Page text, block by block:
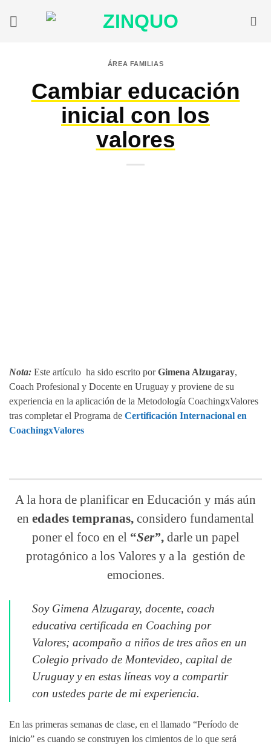
ÁREA FAMILIAS
Cambiar educación
inicial con los
valores
Nota: Este artículo ha sido escrito porGimena Alzugaray,
Coach Profesional y Docente en Uruguay y proviene de su
experiencia en la aplicación de la Metodología CoachingxValores
tras completar el Programa de Certificación Internacional en
CoachingxValores
A la hora de planificar en Educación y más aún
en edades tempranas, considero fundamental
poner el foco en el “Ser”, darle un papel
protagónico a los Valores y a la gestión de
emociones.
Soy Gimena Alzugaray, docente, coach
educativa certificada en Coaching por
Valores; acompaño a niños de tres años en un
Colegio privado de Montevideo, capital de
Uruguay y en estas líneas voy a compartir
con ustedes parte de mi experiencia.
En las primeras semanas de clase, en el llamado “Período de
inicio” es cuando se construyen los cimientos de lo que será